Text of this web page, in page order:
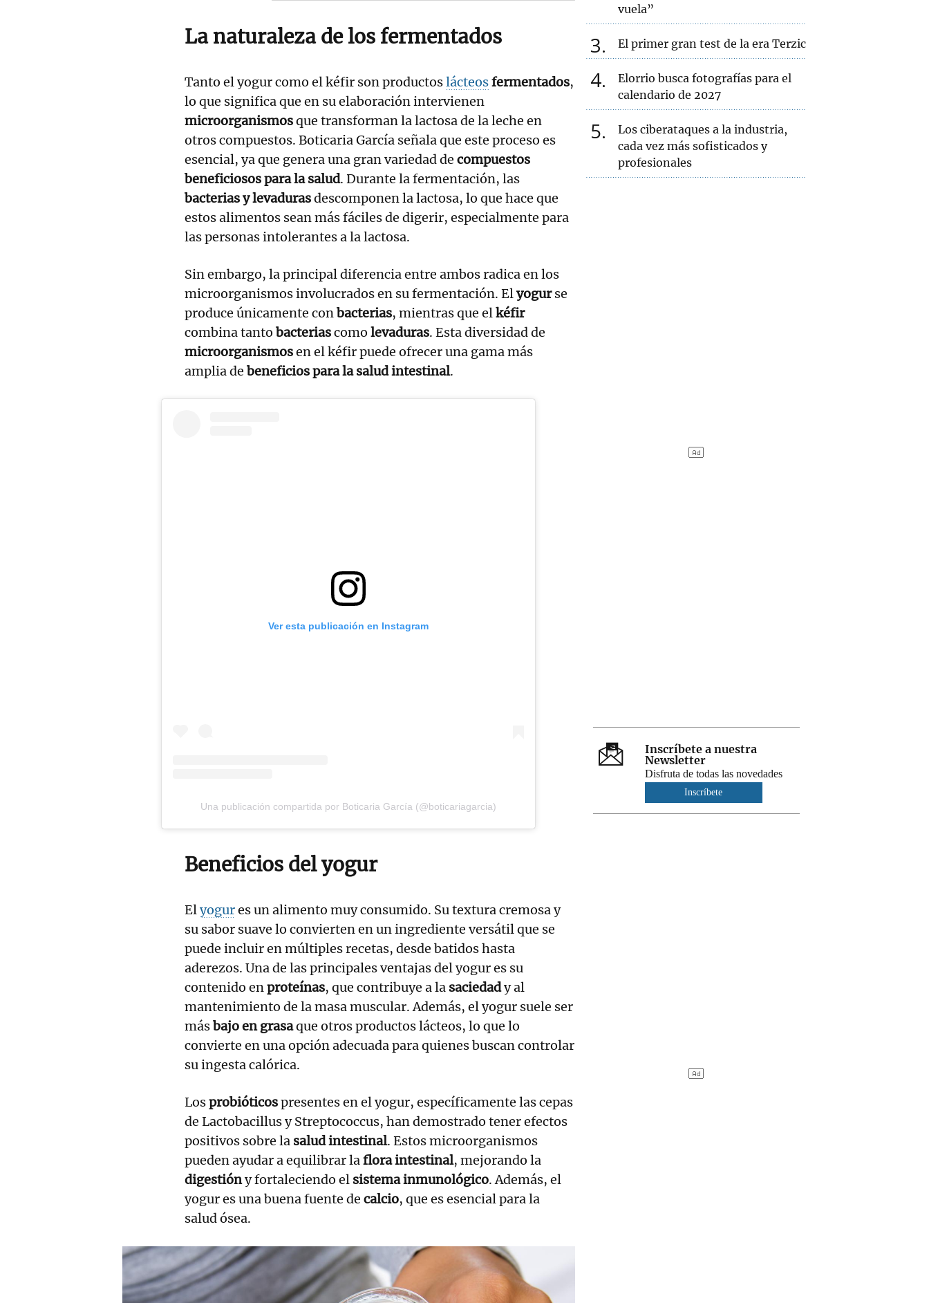
La naturaleza de los fermentados
Tanto el yogur como el kéfir son productoslácteosfermentados,
lo que significa que en su elaboración intervienen
microorganismosque transforman la lactosa de la leche en
otros compuestos. Boticaria García señala que este proceso es
esencial, ya que genera una gran variedad de compuestos
beneficiosos para la salud. Durante la fermentación, las
bacterias y levadurasdescomponen la lactosa, lo que hace que
estos alimentos sean más fáciles de digerir, especialmente para
las personas intolerantes a la lactosa.
Sin embargo, la principal diferencia entre ambos radica en los
microorganismos involucrados en su fermentación. Elyogurse
produce únicamente conbacterias, mientras que elkéfir
combina tanto bacteriascomo levaduras. Esta diversidad de
microorganismosen el kéfir puede ofrecer una gama más
amplia de beneficios para la salud intestinal.
Ver esta publicación en Instagram
Una publicación compartida por Boticaria García (@boticariagarcia)
Beneficios del yogur
Elyogures un alimento muy consumido. Su textura cremosa y
su sabor suave lo convierten en un ingrediente versátil que se
puede incluir en múltiples recetas, desde batidos hasta
aderezos. Una de las principales ventajas del yogur es su
contenido enproteínas, que contribuye a la saciedady al
mantenimiento de la masa muscular. Además, el yogur suele ser
másbajo en grasaque otros productos lácteos, lo que lo
convierte en una opción adecuada para quienes buscan controlar
su ingesta calórica.
Losprobióticospresentes en el yogur, específicamente las cepas
de Lactobacillus y Streptococcus, han demostrado tener efectos
positivos sobre la salud intestinal. Estos microorganismos
pueden ayudar a equilibrar laflora intestinal, mejorando la
digestióny fortaleciendo el sistema inmunológico. Además, el
yogur es una buena fuente de calcio, que es esencial para la
salud ósea.
vuela”
3 El primer gran test de la era Terzic
4
Elorrio busca fotografías para el
calendario de 2027
5
Los ciberataques a la industria,
cada vez más sofisticados y
profesionales
Inscríbete a nuestra
Newsletter
Disfruta de todas las novedades
Inscríbete